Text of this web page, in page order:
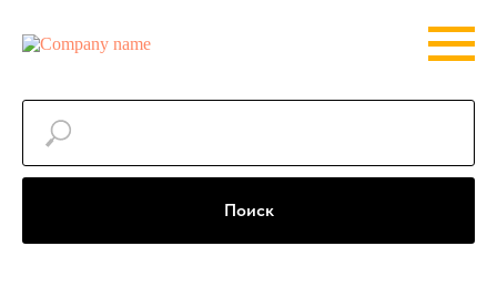
Поиск